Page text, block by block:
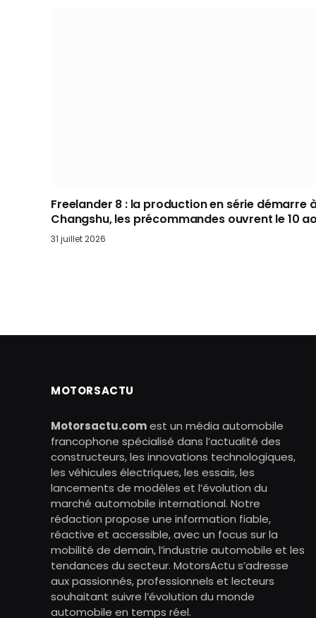
Freelander 8 : la production en série démarre
Changshu, les précommandes ouvrent le 10
31 juillet 2026
MOTORSACTU
Motorsactu.comest un média automobile
francophone spécialisé dans l’actualité des
constructeurs, les innovations technologiques,
les véhicules électriques, les essais, les
lancements de modèles et l’évolution du
marché automobile international. Notre
rédaction propose une information fiable,
réactive et accessible, avec un focus sur la
mobilité de demain, l’industrie automobile et les
tendances du secteur. MotorsActu s’adresse
aux passionnés, professionnels et lecteurs
souhaitant suivre l’évolution du monde
automobile en temps réel.